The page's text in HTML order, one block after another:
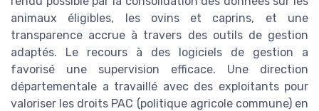
animaux éligibles, les ovins et caprins, et une
transparence accrue à travers des outils de gestion
adaptés. Le recours à des logiciels de gestion a
favorisé une supervision efficace. Une direction
départementale a travaillé avec des exploitants pour
valoriser les droits PAC (politique agricole commune) en